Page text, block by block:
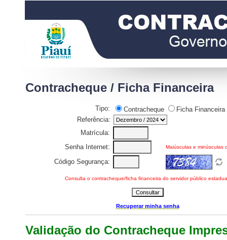
Contracheque / Ficha Financeira
Tipo: Contracheque
Ficha Financeira
Referência:
Matrícula:
Senha Internet:
Maiúsculas e minúsculas
Código Segurança:
Consulta o contracheque/ficha financeira do servidor público
Recuperar minha senha
Validação do Contracheque